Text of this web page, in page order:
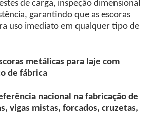
de carga, inspeção dimensional
garantindo que as escoras
uso imediato em qualquer tipo de
metálicas para laje com
de fábrica
nacional na fabricação de
vigas mistas, forcados, cruzetas,